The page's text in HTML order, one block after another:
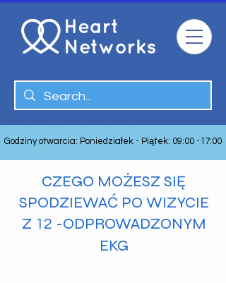
Godziny otwarcia: Poniedziałek - Piątek: 09:00 -17:00
CZEGO MOŻESZ SIĘ
SPODZIEWAĆ PO WIZYCIE
Z 12 -ODPROWADZONYM
EKG